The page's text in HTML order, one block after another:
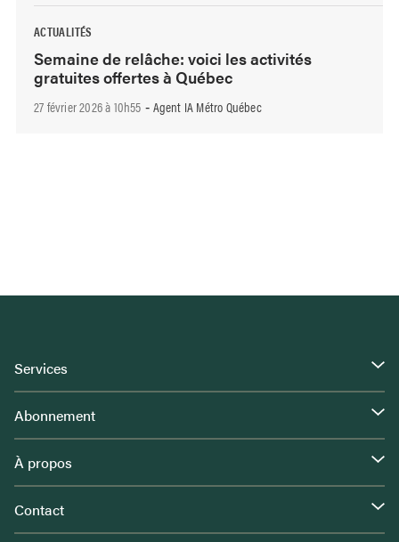
ACTUALITÉS
Semaine de relâche: voici les activités
gratuites offertes à Québec
27 février 2026 à 10h55 - Agent IA Métro Québec
Services
Abonnement
À propos
Contact